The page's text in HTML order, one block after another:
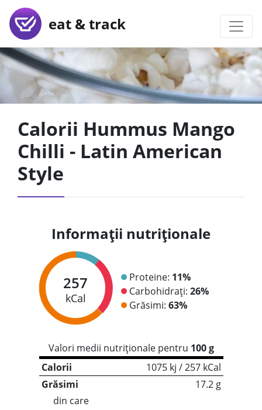
eat & track
Calorii Hummus Mango
Chilli - Latin American
Style
Informații nutriționale
257
kCal
Proteine: 11%
Carbohidrați: 26%
Grăsimi: 63%
Valori medii nutriționale pentru 100 g
Calorii
1075 kj / 257 kCal
Grăsimi
17.2 g
din care